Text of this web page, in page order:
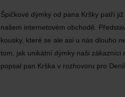
Špičkové dýmky od pana Kršky patří
našem internetovém obchodě.
kousky, které se ale asi u nás dlouho
tom, jak unikátní dýmky naši zákazníci
popsal pan Krška v rozhovoru pro